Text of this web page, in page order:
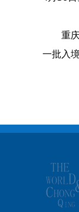
重
一批入